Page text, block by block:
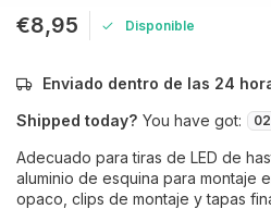
€8,95 Disponible
Enviado dentro de las 24
Shipped today? You have got: 02
Adecuado para tiras de LED de
aluminio de esquina para montaje
opaco, clips de montaje y tapas